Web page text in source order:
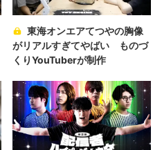
東海オンエアてつやの胸像
がリアルすぎてやばい ものづ
くりYouTuberが制作